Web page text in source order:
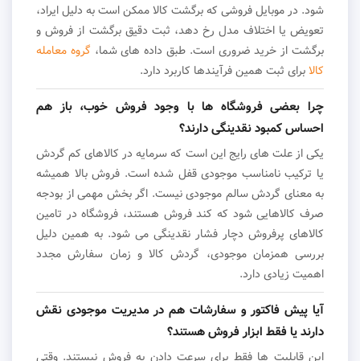
شود. در موبایل فروشی که برگشت کالا ممکن است به دلیل ایراد،
تعویض یا اختلاف مدل رخ دهد، ثبت دقیق برگشت از فروش و
برگشت از خرید ضروری است. طبق داده های شما، گروه معامله
کالابرای ثبت همین فرآیندها کاربرد دارد.
چرا بعضی فروشگاه ها با وجود فروش خوب، باز هم
احساس کمبود نقدینگی دارند؟
یکی از علت های رایج این است که سرمایه در کالاهای کم گردش
یا ترکیب نامناسب موجودی قفل شده است. فروش بالا همیشه
به معنای گردش سالم موجودی نیست. اگر بخش مهمی از بودجه
صرف کالاهایی شود که کند فروش هستند، فروشگاه در تامین
کالاهای پرفروش دچار فشار نقدینگی می شود. به همین دلیل
بررسی همزمان موجودی، گردش کالا و زمان سفارش مجدد
اهمیت زیادی دارد.
آیا پیش فاکتور و سفارشات هم در مدیریت موجودی نقش
دارند یا فقط ابزار فروش هستند؟
این قابلیت ها فقط برای سرعت دادن به فروش نیستند. وقتی